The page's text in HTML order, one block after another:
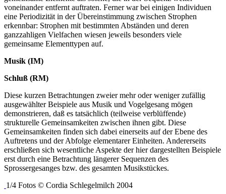
voneinander entfernt auftraten. Ferner war bei einigen Individuen
eine Periodizität in der Übereinstimmung zwischen Strophen
erkennbar: Strophen mit bestimmten Abständen und deren
ganzzahligen Vielfachen wiesen jeweils besonders viele
gemeinsame Elementtypen auf.
Musik (IM)
Schluß (RM)
Diese kurzen Betrachtungen zweier mehr oder weniger zufällig
ausgewählter Beispiele aus Musik und Vogelgesang mögen
demonstrieren, daß es tatsächlich (teilweise verblüffende)
strukturelle Gemeinsamkeiten zwischen ihnen gibt. Diese
Gemeinsamkeiten finden sich dabei einerseits auf der Ebene des
Auftretens und der Abfolge elementarer Einheiten. Andererseits
erschließen sich wesentliche Aspekte der hier dargestellten Beispiele
erst durch eine Betrachtung längerer Sequenzen des
Sprossergesanges bzw. des gesamten Musikstückes.
1/4 Fotos © Cordia Schlegelmilch 2004